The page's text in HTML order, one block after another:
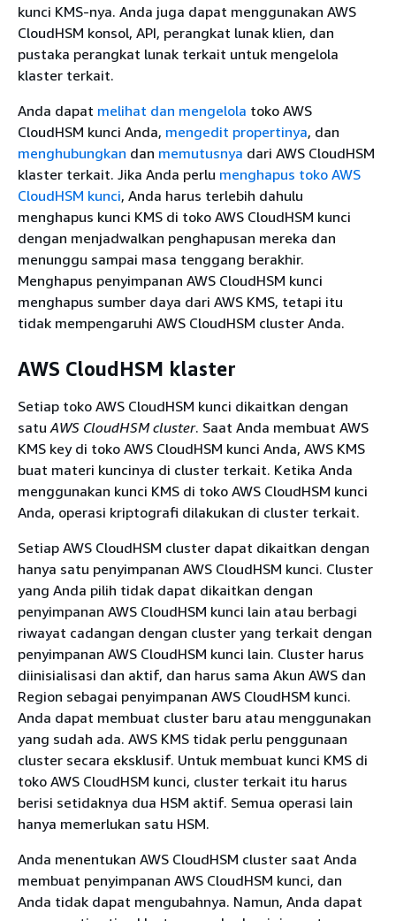
kunci KMS-nya. Anda juga dapat menggunakan AWS
CloudHSM konsol, API, perangkat lunak klien, dan
pustaka perangkat lunak terkait untuk mengelola
klaster terkait.
Anda dapat melihat dan mengelola toko AWS
CloudHSM kunci Anda, mengedit propertinya, dan
menghubungkan dan memutusnya dari AWS CloudHSM
klaster terkait. Jika Anda perlu menghapus toko AWS
CloudHSM kunci, Anda harus terlebih dahulu
menghapus kunci KMS di toko AWS CloudHSM kunci
dengan menjadwalkan penghapusan mereka dan
menunggu sampai masa tenggang berakhir.
Menghapus penyimpanan AWS CloudHSM kunci
menghapus sumber daya dari AWS KMS, tetapi itu
tidak mempengaruhi AWS CloudHSM cluster Anda.
AWS CloudHSM klaster
Setiap toko AWS CloudHSM kunci dikaitkan dengan
satu AWS CloudHSM cluster. Saat Anda membuat AWS
KMS key di toko AWS CloudHSM kunci Anda, AWS KMS
buat materi kuncinya di cluster terkait. Ketika Anda
menggunakan kunci KMS di toko AWS CloudHSM kunci
Anda, operasi kriptografi dilakukan di cluster terkait.
Setiap AWS CloudHSM cluster dapat dikaitkan dengan
hanya satu penyimpanan AWS CloudHSM kunci. Cluster
yang Anda pilih tidak dapat dikaitkan dengan
penyimpanan AWS CloudHSM kunci lain atau berbagi
riwayat cadangan dengan cluster yang terkait dengan
penyimpanan AWS CloudHSM kunci lain. Cluster harus
diinisialisasi dan aktif, dan harus sama Akun AWS dan
Region sebagai penyimpanan AWS CloudHSM kunci.
Anda dapat membuat cluster baru atau menggunakan
yang sudah ada. AWS KMS tidak perlu penggunaan
cluster secara eksklusif. Untuk membuat kunci KMS di
toko AWS CloudHSM kunci, cluster terkait itu harus
berisi setidaknya dua HSM aktif. Semua operasi lain
hanya memerlukan satu HSM.
Anda menentukan AWS CloudHSM cluster saat Anda
membuat penyimpanan AWS CloudHSM kunci, dan
Anda tidak dapat mengubahnya. Namun, Anda dapat